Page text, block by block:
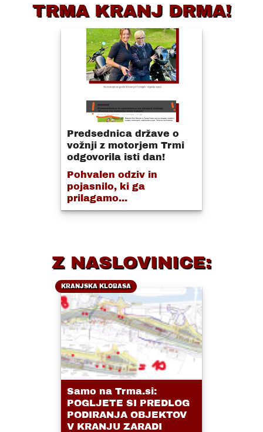
TRMA KRANJ DRMA!
Predsednica države o
vožnji z motorjem Trmi
odgovorila isti dan!
Pohvalen odziv in
pojasnilo, ki ga
prilagamo...
Z NASLOVINICE:
KRANJSKA KLOBASA
Samo na Trma.si:
POGLJETE SI PREDLOG
PODIRANJA OBJEKTOV
V KRANJU ZARADI